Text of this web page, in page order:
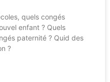
quels congés
enfant ? Quels
paternité ? Quid des
?